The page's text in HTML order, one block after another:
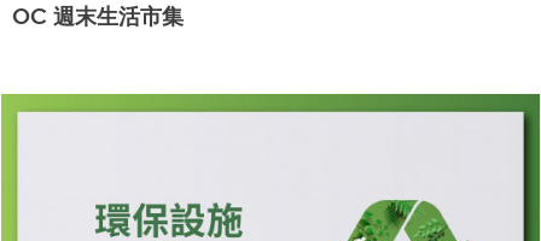
OC 週末生活市集